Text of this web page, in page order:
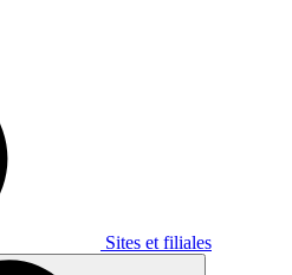
Sites et filiales